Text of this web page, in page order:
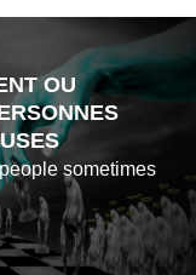
OU
sometimes